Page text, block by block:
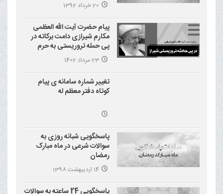
20 خرداد 1392
پیام حضرت آیت الله العظمی
مکارم شیرازی دامت برکاته در
پی حمله تروریستی به حرم
احمد بن موسی علیه السلام
(شاهچراغ)
23 مرداد 1402
تغییر شماره سامانه ی پیام
کوتاه دفتر معظم له
پاسخگویی شبانه روزی به
سوالات شرعی در ماه مبارک
رمضان
14 اردیبهشت 1398
پاسخگویی 24 ساعته به سوالات